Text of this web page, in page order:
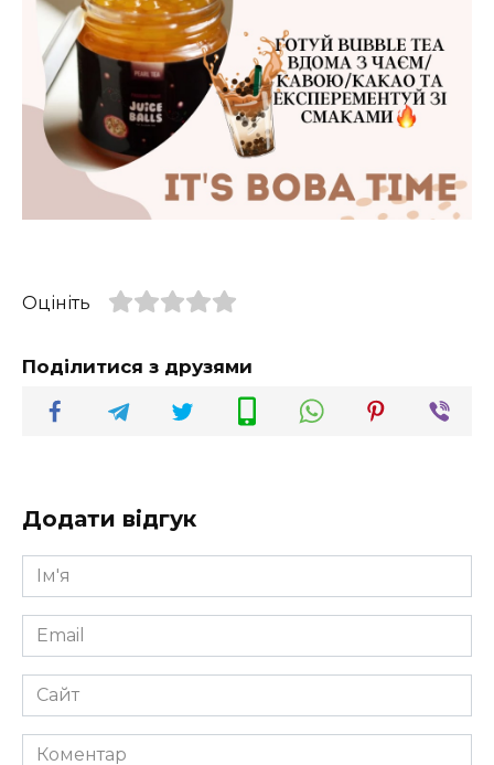
Оцініть
Поділитися з друзями
Додати відгук
Ім'я
*
Email
*
Сайт
Коментар